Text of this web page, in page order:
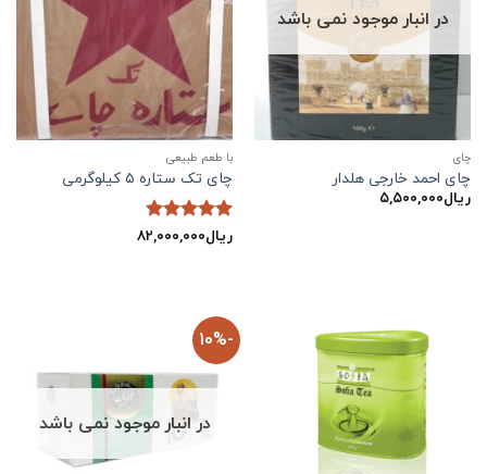
در انبار موجود نمی باشد
چاي
چای احمد خارجی هلدار
ریال۵,۵۰۰,۰۰۰
با طعم طبیعی
چای تک ستاره ۵ کیلوگرمی
نمره5 از
ریال۸۲,۰۰۰,۰۰۰
-10%
در انبار موجود نمی باشد